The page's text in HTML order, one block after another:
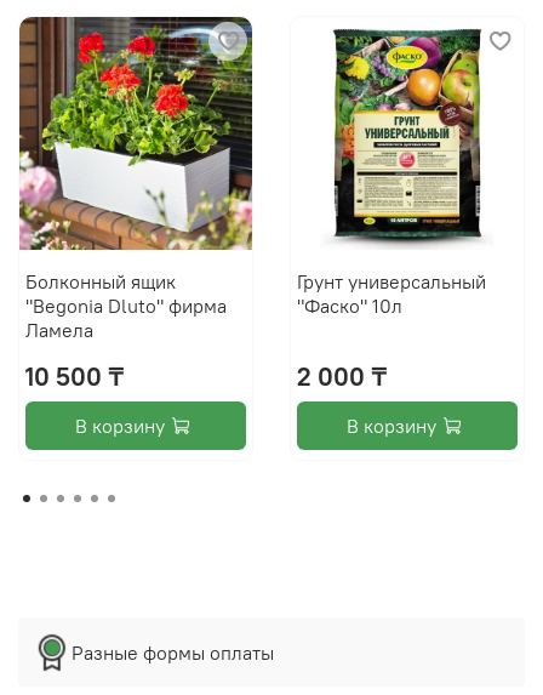
Болконный ящик
"Begonia Dluto" фирма
Ламела
10 500 ₸
В корзину
Грунт универсальный
"Фаско" 10л
2 000 ₸
В корзину
Разные формы оплаты